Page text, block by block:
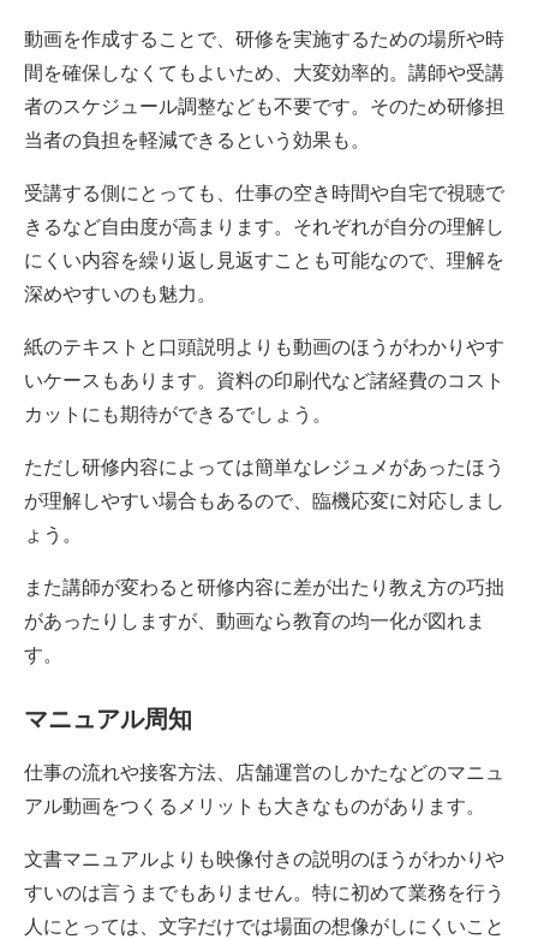
動画を作成することで、研修を実施するための場所や時
間を確保しなくてもよいため、大変効率的。講師や受講
者のスケジュール調整なども不要です。そのため研修担
当者の負担を軽減できるという効果も。
受講する側にとっても、仕事の空き時間や自宅で視聴で
きるなど自由度が高まります。それぞれが自分の理解し
にくい内容を繰り返し見返すことも可能なので、理解を
深めやすいのも魅力。
紙のテキストと口頭説明よりも動画のほうがわかりやす
いケースもあります。資料の印刷代など諸経費のコスト
カットにも期待ができるでしょう。
ただし研修内容によっては簡単なレジュメがあったほう
が理解しやすい場合もあるので、臨機応変に対応しまし
ょう。
また講師が変わると研修内容に差が出たり教え方の巧拙
があったりしますが、動画なら教育の均一化が図れま
す。
マニュアル周知
仕事の流れや接客方法、店舗運営のしかたなどのマニュ
アル動画をつくるメリットも大きなものがあります。
文書マニュアルよりも映像付きの説明のほうがわかりや
すいのは言うまでもありません。特に初めて業務を行う
人にとっては、文字だけでは場面の想像がしにくいこと